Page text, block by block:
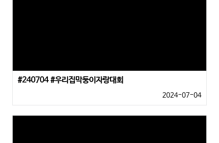
#240704 #우리집막둥이자랑대회
2024-07-04